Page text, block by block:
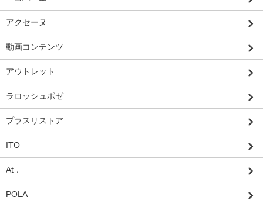
アクセーヌ
動画コンテンツ
アウトレット
ラロッシュポゼ
プラスリストア
ITO
At．
POLA